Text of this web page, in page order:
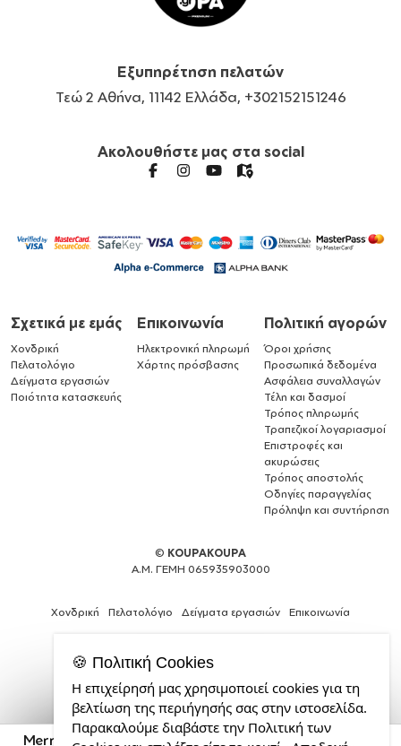
Merry christmas chimney, Σαλιάρα μωρού αλέκιαστη
Εξυπηρέτηση πελατών
Τεώ 2 Αθήνα, 11142 Ελλάδα, +302152151246
Ακολουθήστε μας στα social
Σχετικά με εμάς
Χονδρική
Πελατολόγιο
Δείγματα εργασιών
Ποιότητα κατασκευής
Επικοινωνία
Ηλεκτρονική πληρωμή
Χάρτης πρόσβασης
Πολιτική αγορών
Όροι χρήσης
Προσωπικά δεδομένα
Ασφάλεια συναλλαγών
Τέλη και δασμοί
Τρόπος πληρωμής
Τραπεζικοί λογαριασμοί
Επιστροφές και
ακυρώσεις
Τρόπος αποστολής
Οδηγίες παραγγελίας
Πρόληψη και συντήρηση
© KOUPAKOUPA
Α.Μ. ΓΕΜΗ 065935903000
Χονδρική Πελατολόγιο Δείγματα εργασιών Επικοινωνία
Κατασκευή
ιστοσελίδων
και
🍪 Πολιτική Cookies
Η επιχείρησή μας χρησιμοποιεί cookies για τη
βελτίωση της περιήγησής σας στην ιστοσελίδα.
Παρακαλούμε διαβάστε την Πολιτική των